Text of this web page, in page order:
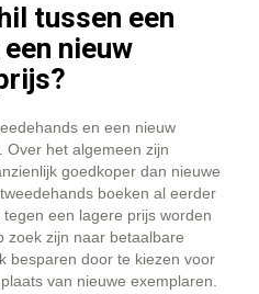
tussen een
nieuw
en een nieuw
Over het algemeen zijn
goedkoper dan nieuwe
boeken al eerder
een lagere prijs worden
zoek zijn naar betaalbare
besparen door te kiezen voor
van nieuwe exemplaren.